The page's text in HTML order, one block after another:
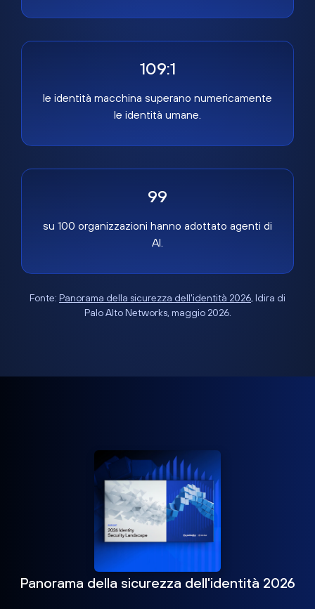
109:1
le identità macchina superano numericamente
le identità umane.
99
su 100 organizzazioni hanno adottato agenti di
AI.
Fonte: Panorama della sicurezza dell'identità 2026, Idira di
Palo Alto Networks, maggio 2026.
Panorama della sicurezza dell'identità 2026